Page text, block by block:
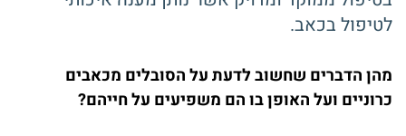
לטיפול בכאב.
מהן הדברים שחשוב לדעת על הסובלים מכאבים
כרוניים ועל האופן בו הם משפיעים על חייהם?